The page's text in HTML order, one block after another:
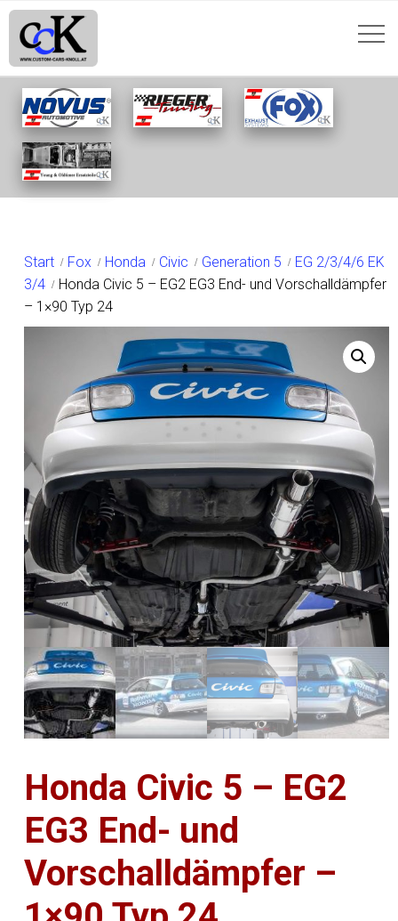
SHOP
Start Fox Honda Civic Generation 5
EG 2/3/4/6 EK
3/4
Honda Civic 5 – EG2 EG3 End- und Vorschalldämpfer
– 1×90 Typ 24
Honda Civic 5 – EG2
EG3 End- und
Vorschalldämpfer –